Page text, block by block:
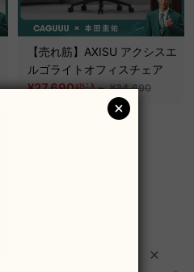
【売れ筋】AXISU アクシスエ
ルゴライトオフィスチェア
¥27,690税込~ ¥34,690